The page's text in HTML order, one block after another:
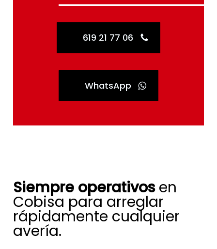
619 21 77 06
WhatsApp
Siempre operativosen
Cobisa para arreglar
rápidamente cualquier
avería.